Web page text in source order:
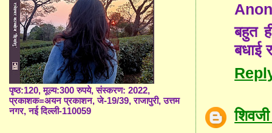
बहुत
बधाई
पृष्ठ:120, मूल्य:300 रुपये, संस्करण: 2022,
प्रकाशक=अयन प्रकाशन, जे-19/39, राजापुरी, उत्तम
नगर, नई दिल्ली-110059